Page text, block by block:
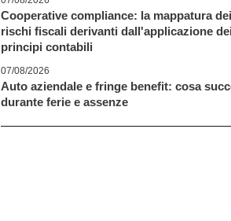
Cooperative compliance: la mappatura dei
rischi fiscali derivanti dall'applicazione dei
principi contabili
07/08/2026
Auto aziendale e fringe benefit: cosa
durante ferie e assenze